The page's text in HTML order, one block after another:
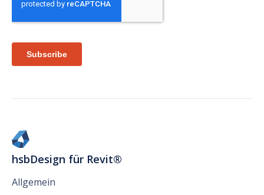
hsbDesign für Revit®
Allgemein